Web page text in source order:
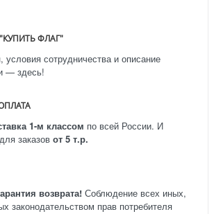
ФЛАГ"
сотрудничества и описание
— здесь!
1-м классом по всей России. И
для заказов от 5 т.р.
возврата! Соблюдение всех иных,
законодательством прав потребителя